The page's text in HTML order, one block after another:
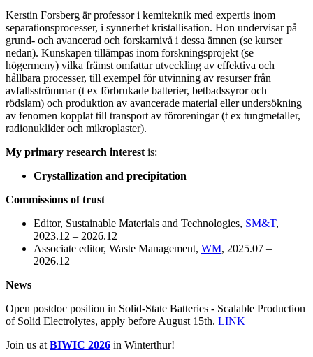
Kerstin Forsberg är professor i kemiteknik med expertis inom
separationsprocesser, i synnerhet kristallisation. Hon undervisar på
grund- och avancerad och forskarnivå i dessa ämnen (se kurser
nedan). Kunskapen tillämpas inom forskningsprojekt (se
högermeny) vilka främst omfattar utveckling av effektiva och
hållbara processer, till exempel för utvinning av resurser från
avfallsströmmar (t ex förbrukade batterier, betbadssyror och
rödslam) och produktion av avancerade material eller undersökning
av fenomen kopplat till transport av föroreningar (t ex tungmetaller,
radionuklider och mikroplaster).
My primary research interest is:
Crystallization and precipitation
Commissions of trust
Editor, Sustainable Materials and Technologies, SM&T,
2023.12 – 2026.12
Associate editor, Waste Management, WM, 2025.07 –
2026.12
News
Open postdoc position in Solid-State Batteries - Scalable Production
of Solid Electrolytes, apply before August 15th. LINK
Join us at BIWIC 2026 in Winterthur!